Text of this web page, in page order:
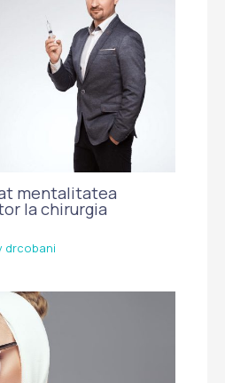
mentalitatea
la chirurgia
drcobani